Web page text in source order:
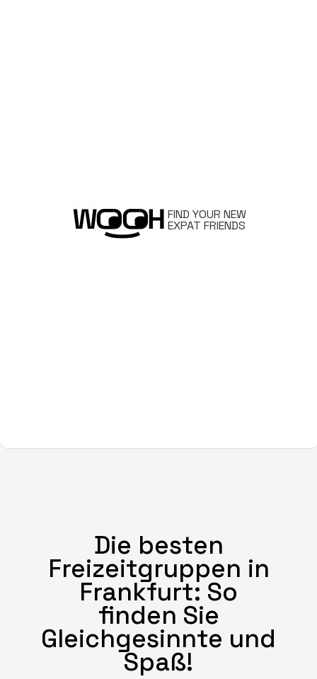
FIND YOUR NEW
EXPAT FRIENDS
Die besten
Freizeitgruppen in
Frankfurt: So
finden Sie
Gleichgesinnte und
Spaß!